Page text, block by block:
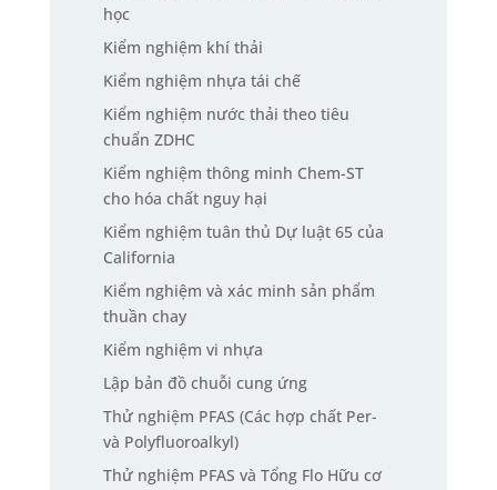
học
Kiểm nghiệm khí thải
Kiểm nghiệm nhựa tái chế
Kiểm nghiệm nước thải theo tiêu
chuẩn ZDHC
Kiểm nghiệm thông minh Chem-ST
cho hóa chất nguy hại
Kiểm nghiệm tuân thủ Dự luật 65 của
California
Kiểm nghiệm và xác minh sản phẩm
thuần chay
Kiểm nghiệm vi nhựa
Lập bản đồ chuỗi cung ứng
Thử nghiệm PFAS (Các hợp chất Per-
và Polyfluoroalkyl)
Thử nghiệm PFAS và Tổng Flo Hữu cơ